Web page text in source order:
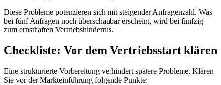
Diese Probleme potenzieren sich mit steigender Anfragenzahl. Was
bei fünf Anfragen noch überschaubar erscheint, wird bei fünfzig
zum ernsthaften Vertriebshindernis.
Checkliste: Vor dem Vertriebsstart klären
Eine strukturierte Vorbereitung verhindert spätere Probleme. Klären
Sie vor der Markteinführung folgende Punkte: